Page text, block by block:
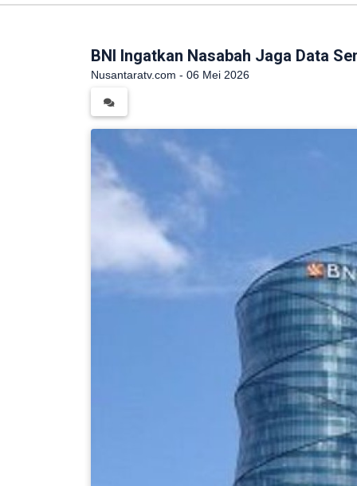
BNI Ingatkan Nasabah Jaga Data
Nusantaratv.com - 06 Mei 2026